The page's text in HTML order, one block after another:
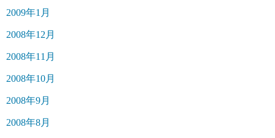
2009年1月
2008年12月
2008年11月
2008年10月
2008年9月
2008年8月